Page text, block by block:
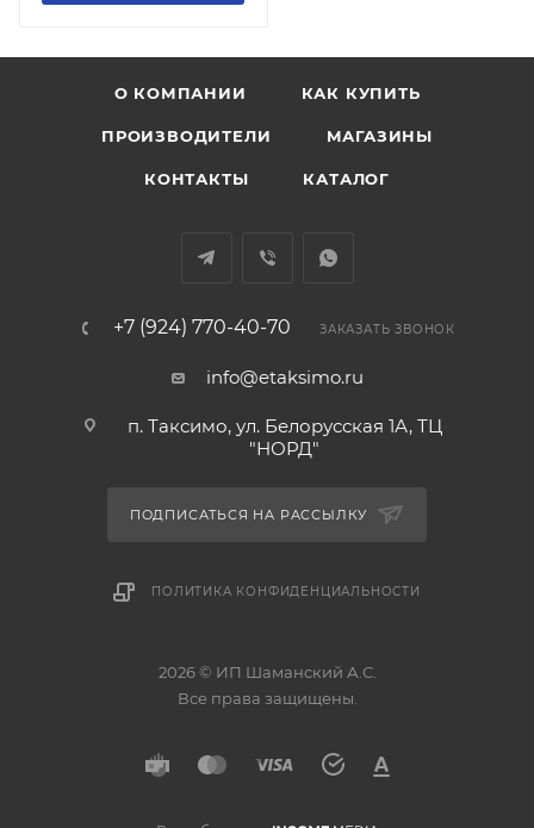
О КОМПАНИИ КАК КУПИТЬ
ПРОИЗВОДИТЕЛИ МАГАЗИНЫ
КОНТАКТЫ КАТАЛОГ
+7 (924) 770-40-70 ЗАКАЗАТЬ ЗВОНОК
info@etaksimo.ru
п. Таксимо, ул. Белорусская 1А, ТЦ
"НОРД"
ПОДПИСАТЬСЯ НА РАССЫЛКУ
ПОЛИТИКА КОНФИДЕНЦИАЛЬНОСТИ
2026 © ИП Шаманский А.С.
Все права защищены.